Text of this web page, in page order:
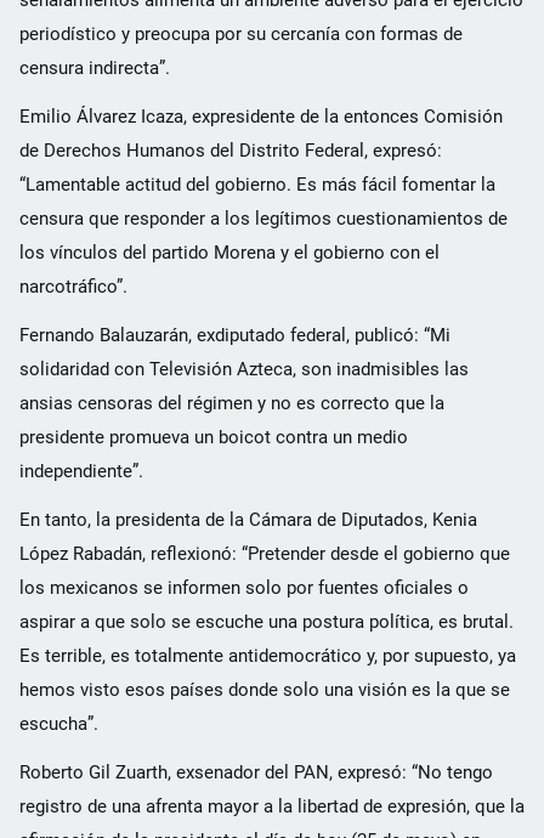
periodístico y preocupa por su cercanía con formas de
censura indirecta”.
Emilio Álvarez Icaza, expresidente de la entonces Comisión
de Derechos Humanos del Distrito Federal, expresó:
“Lamentable actitud del gobierno. Es más fácil fomentar la
censura que responder a los legítimos cuestionamientos de
los vínculos del partido Morena y el gobierno con el
narcotráfico”.
Fernando Balauzarán, exdiputado federal, publicó: “Mi
solidaridad con Televisión Azteca, son inadmisibles las
ansias censoras del régimen y no es correcto que la
presidente promueva un boicot contra un medio
independiente”.
En tanto, la presidenta de la Cámara de Diputados, Kenia
López Rabadán, reflexionó: “Pretender desde el gobierno que
los mexicanos se informen solo por fuentes oficiales o
aspirar a que solo se escuche una postura política, es brutal.
Es terrible, es totalmente antidemocrático y, por supuesto, ya
hemos visto esos países donde solo una visión es la que se
escucha”.
Roberto Gil Zuarth, exsenador del PAN, expresó: “No tengo
registro de una afrenta mayor a la libertad de expresión, que la